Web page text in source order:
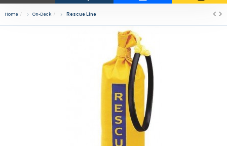
Home On-Deck Rescue Line